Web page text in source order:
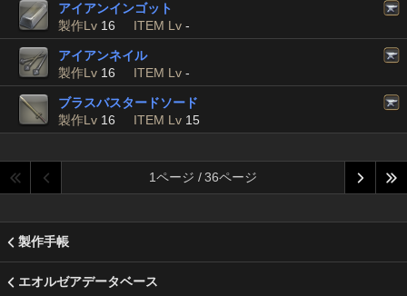
アイアンインゴット
製作Lv 16 ITEM Lv -
アイアンネイル
製作Lv 16 ITEM Lv -
ブラスバスタードソード
製作Lv 16 ITEM Lv 15
1ページ / 36ページ
製作手帳
エオルゼアデータベース